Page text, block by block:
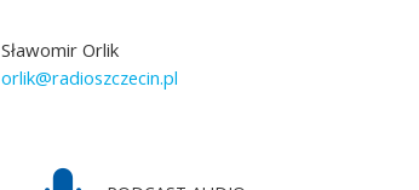
Sławomir Orlik
orlik@radioszczecin.pl